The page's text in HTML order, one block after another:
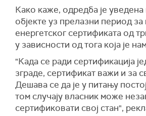
Како каже, одредба је уведена
објекте уз прелазни период
енергетског сертификата од
у зависности од тога која је
"Када се ради сертификација
зграде, сертификат важи и за
Дешава се да је у питању
том случају власник може
сертификовати свој стан",